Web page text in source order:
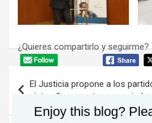
¿Quieres compartirlo y seguirme?
de
entradas
El Justicia propone a los
siete años para tener una
Enjoy this blog?